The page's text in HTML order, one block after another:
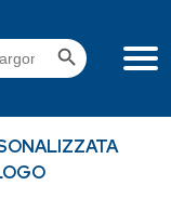
Search Button